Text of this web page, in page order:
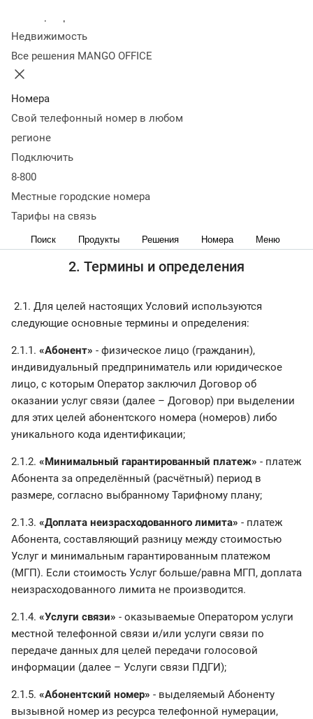
Недвижимость
Все решения MANGO OFFICE
Номера
Свой телефонный номер в любом
регионе
Подключить
8-800
Местные городские номера
Тарифы на связь
Поиск Продукты Решения Номера Меню
1.1. Настоящие Условия оказания услуг связи (далее –
«Условия»
законодательством Российской Федерации и регулируют
услугами связи (далее –
оказании этих услуг.
1.2. Все услуги связи, в соответствии с настоящими
OFFICE, который надлежащим образом зарегистрирован
и охраняется в соответствии с действующим
законодательством Российской Федерации.
2. Термины и определения
2.1. Для целей настоящих Условий используются
следующие основные термины и определения:
2.1.1. «Абонент» - физическое лицо (гражданин),
индивидуальный предприниматель или юридическое
лицо, с которым Оператор заключил Договор об
оказании услуг связи (далее – Договор) при выделении
для этих целей абонентского номера (номеров) либо
уникального кода идентификации;
2.1.2. «Минимальный гарантированный платеж» - платеж
Абонента за определённый (расчётный) период в
размере, согласно выбранному Тарифному плану;
2.1.3. «Доплата неизрасходованного лимита» - платеж
Абонента, составляющий разницу между стоимостью
Услуг и минимальным гарантированным платежом
(МГП). Если стоимость Услуг больше/равна МГП, доплата
неизрасходованного лимита не производится.
2.1.4. «Услуги связи» - оказываемые Оператором услуги
местной телефонной связи и/или услуги связи по
передаче данных для целей передачи голосовой
информации (далее – Услуги связи ПДГИ);
2.1.5. «Абонентский номер» - выделяемый Абоненту
вызывной номер из ресурса телефонной нумерации,